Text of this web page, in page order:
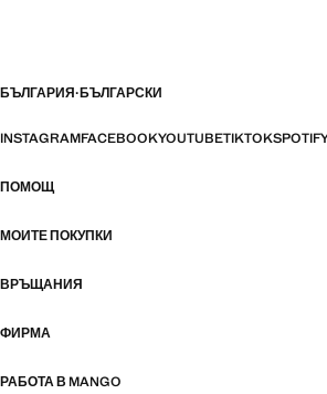
БЪЛГАРИЯ·БЪЛГАРСКИ
INSTAGRAMFACEBOOKYOUTUBETIKTOK
ПОМОЩ
МОИТЕ ПОКУПКИ
ВРЪЩАНИЯ
ФИРМА
РАБОТА В MANGO